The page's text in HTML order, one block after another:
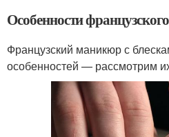
Особенности
Французский маникюр с
особенностей — рассмотрим